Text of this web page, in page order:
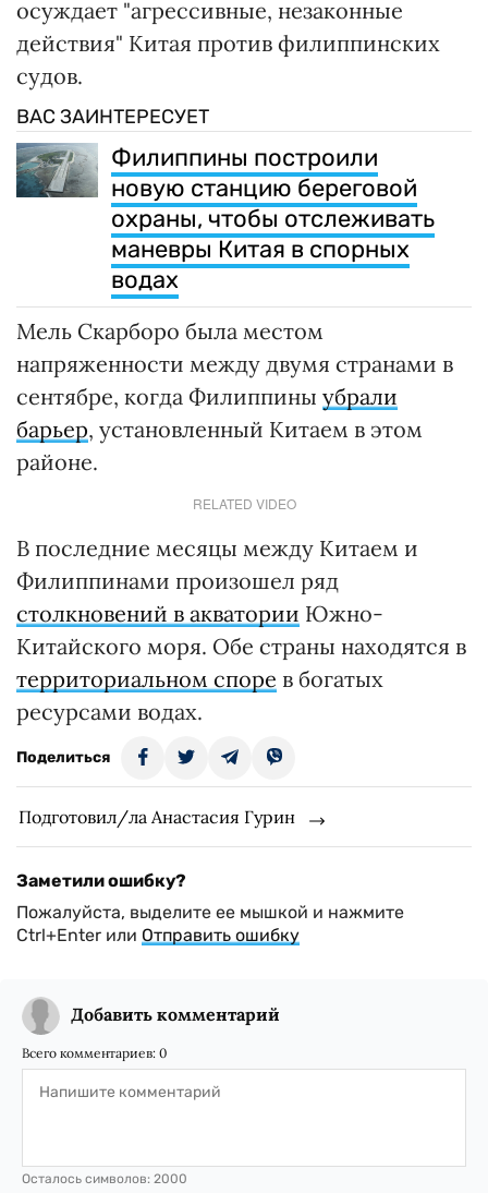
осуждает "агрессивные, незаконные
действия" Китая против филиппинских
судов.
ВАС ЗАИНТЕРЕСУЕТ
Филиппины построили
новую станцию береговой
охраны, чтобы отслеживать
маневры Китая в спорных
водах
Мель Скарборо была местом
напряженности между двумя странами в
сентябре, когда Филиппины убрали
барьер, установленный Китаем в этом
районе.
RELATED VIDEO
В последние месяцы между Китаем и
Филиппинами произошел ряд
столкновений в акватории Южно-
Китайского моря. Обе страны находятся в
территориальном споре в богатых
ресурсами водах.
Поделиться
Подготовил/ла Анастасия Гурин
Заметили ошибку?
Пожалуйста, выделите ее мышкой и нажмите
Ctrl+Enter или Отправить ошибку
Добавить комментарий
Всего комментариев: 0
Осталось символов: 2000